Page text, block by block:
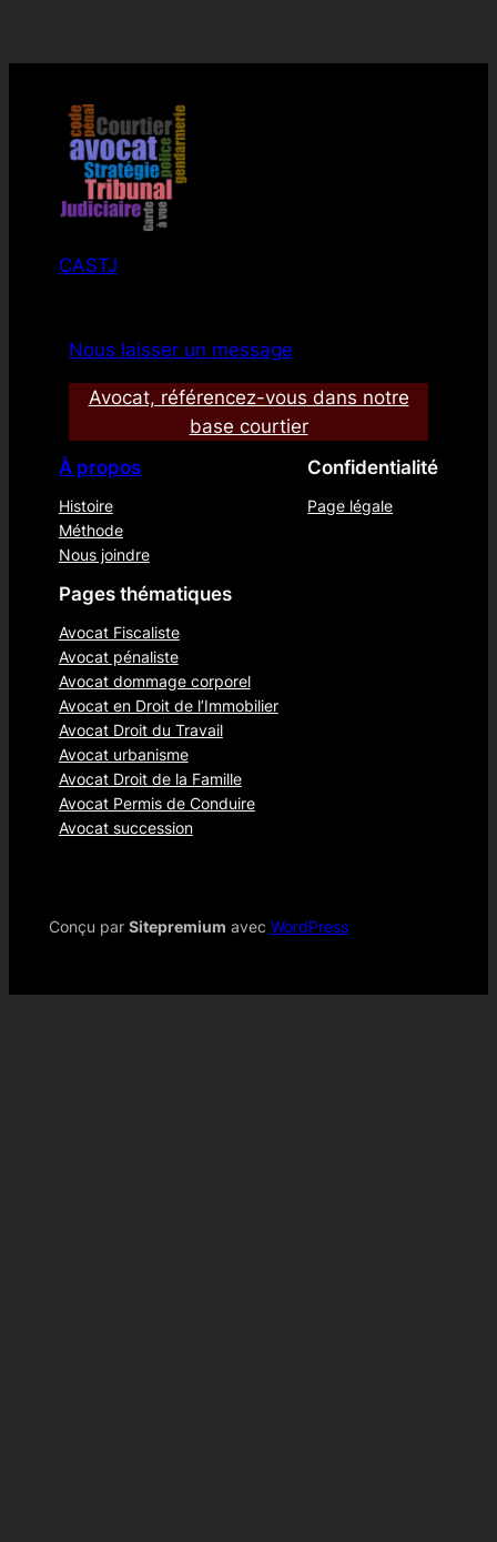
CASTJ
Nous laisser un message
Avocat, référencez-vous dans notre
base courtier
À propos
Histoire
Méthode
Nous joindre
Confidentialité
Page légale
Pages thématiques
Avocat Fiscaliste
Avocat pénaliste
Avocat dommage corporel
Avocat en Droit de l’Immobilier
Avocat Droit du Travail
Avocat urbanisme
Avocat Droit de la Famille
Avocat Permis de Conduire
Avocat succession
Conçu par Sitepremium avec WordPress